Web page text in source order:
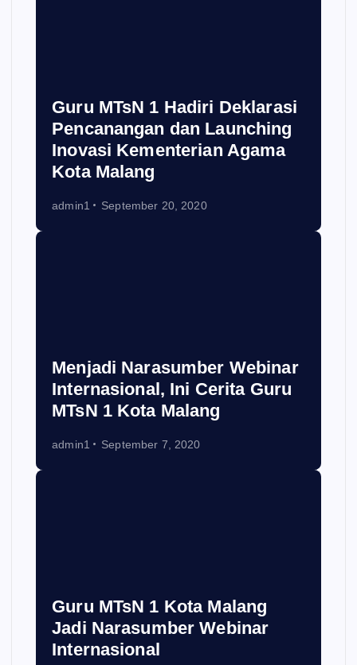
Guru MTsN 1 Hadiri Deklarasi
Pencanangan dan Launching
Inovasi Kementerian Agama
Kota Malang
admin1 September 20, 2020
Menjadi Narasumber Webinar
Internasional, Ini Cerita Guru
MTsN 1 Kota Malang
admin1 September 7, 2020
Guru MTsN 1 Kota Malang
Jadi Narasumber Webinar
Internasional